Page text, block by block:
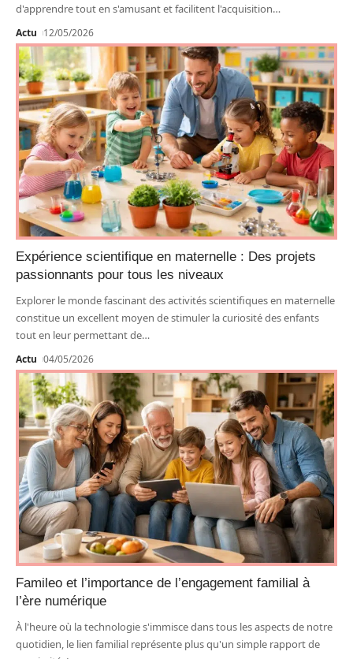
d'apprendre tout en s'amusant et facilitent l'acquisition…
Actu 12/05/2026
Expérience scientifique en maternelle : Des projets
passionnants pour tous les niveaux
Explorer le monde fascinant des activités scientifiques en maternelle
constitue un excellent moyen de stimuler la curiosité des enfants
tout en leur permettant de…
Actu 04/05/2026
Famileo et l’importance de l’engagement familial à
l’ère numérique
À l'heure où la technologie s'immisce dans tous les aspects de notre
quotidien, le lien familial représente plus qu'un simple rapport de